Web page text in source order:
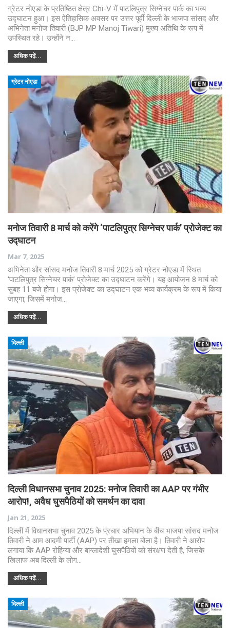
ग्रेटर नोएडा के प्रतिष्ठित क्षेत्र Chi-V में पाटलिपुत्र सिग्नेचर पार्क का भव्य
उद्घाटन हुआ। इस ऐतिहासिक अवसर पर उत्तर पूर्वी दिल्ली के भाजपा सांसद और
अभिनेता मनोज तिवारी (BJP MP Manoj Tiwari) मुख्य अतिथि के रूप में
उपस्थित रहे। उन्होंने न…
अधिक पढ़ें...
ग्रेटर नोएडा
मनोज तिवारी 8 मार्च को करेंगे ‘पाटलिपुत्र सिग्नेचर पार्क’ प्रोजेक्ट का
उद्घाटन
Mar 7, 2025
अभिनेता और सांसद मनोज तिवारी 8 मार्च 2025 को ग्रेटर नोएडा में स्थित
‘पाटलिपुत्र सिग्नेचर पार्क’ प्रोजेक्ट का उद्घाटन करेंगे। यह आयोजन 8 मार्च को
सुबह 11 बजे होगा। इस प्रोजेक्ट का उद्घाटन एक भव्य कार्यक्रम के रूप में किया
जाएगा, जिसमें मनोज…
अधिक पढ़ें...
दिल्ली
दिल्ली विधानसभा चुनाव 2025: मनोज तिवारी का AAP पर गंभीर
आरोप!, अवैध घुसपैठियों को समर्थन का दावा
Jan 21, 2025
दिल्ली में विधानसभा चुनाव 2025 के प्रचार अभियान के बीच भाजपा सांसद मनोज
तिवारी ने आम आदमी पार्टी (AAP) पर तीखा हमला बोला है। तिवारी ने आरोप
लगाया कि AAP रोहिंग्या और बांग्लादेशी घुसपैठियों को संरक्षण देती है, जिसके
खिलाफ अब दिल्ली के लोग…
अधिक पढ़ें...
दिल्ली